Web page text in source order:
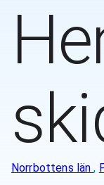
Norrbottens län,